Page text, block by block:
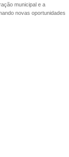
municipal e a
novas oportunidades